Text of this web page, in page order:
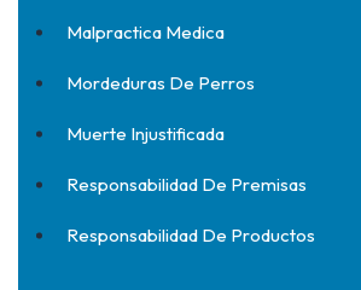
Malpractica Medica
Mordeduras De Perros
Muerte Injustificada
Responsabilidad De Premisas
Responsabilidad De Productos